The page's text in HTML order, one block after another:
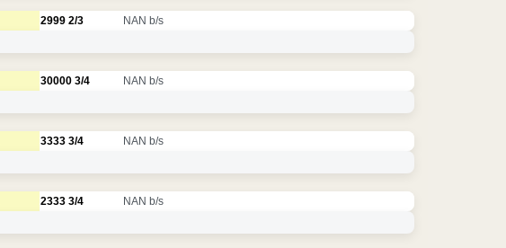
2999 2/3 NAN b/s
30000 3/4 NAN b/s
3333 3/4 NAN b/s
2333 3/4 NAN b/s